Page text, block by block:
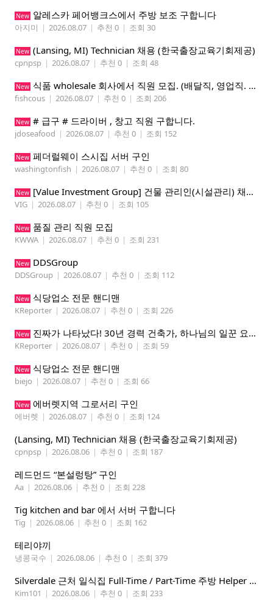
New 알레스카 페어뱅크스에서 주방 보조 구합니다
아지미 | 2026.08.07 | 추천 0 | 조회 30
New (Lansing, MI) Technician 채용 (한국출장교육기회제공)
cpnpsp | 2026.08.07 | 추천 0 | 조회 48
New 식품 wholesale 회사에서 직원 모집. (배달직, 영업직. 창고 관리직)
fishcous | 2026.08.07 | 추천 0 | 조회 206
New # 급구 # 드라이버 , 창고 직원 구합니다.
jdoseafood | 2026.08.07 | 추천 0 | 조회 152
New 페더럴웨이 스시집 서버 구인
washingtonfish | 2026.08.07 | 추천 0 | 조회 80
New [Value Investment Group] 건물 관리인(시설관리) 채용 공고
VIG | 2026.08.07 | 추천 0 | 조회 105
New 품질 관리 직원 모집
KWWA | 2026.08.07 | 추천 0 | 조회 231
New DDSGroup
DDSGroup | 2026.08.07 | 추천 0 | 조회 112
New 식당업소 전문 핸디맨
KReporter | 2026.08.07 | 추천 0 | 조회 226
New 진짜가 나타났다! 30년 경력 건축가, 하나님의 일꾼 요한이 책임 시공합니다.
KReporter | 2026.08.07 | 추천 0 | 조회 59
New 식당업소 전문 핸디맨
biejo | 2026.08.07 | 추천 0 | 조회 66
New 에버렛지역 그로서리 구인
에버렛 | 2026.08.07 | 추천 0 | 조회 124
(Lansing, MI) Technician 채용 (한국출장교육기회제공)
cpnpsp | 2026.08.06 | 추천 0 | 조회 187
레드먼드 “본설렁탕” 구인
Aa | 2026.08.06 | 추천 0 | 조회 228
Tig kitchen and bar 에서 서버 구합니다
Tig | 2026.08.06 | 추천 0 | 조회 162
테리야끼
냉콩국수 | 2026.08.06 | 추천 0 | 조회 379
Silverdale 근처 일식집 Full-Time / Part-Time 주방 Helper 구합니다.
Kim101 | 2026.08.06 | 추천 0 | 조회 233